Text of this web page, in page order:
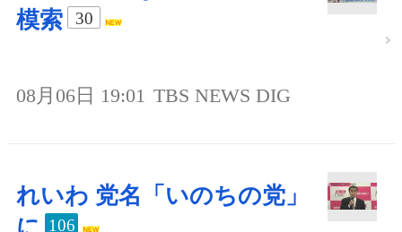
模索
30
08月06日 19:01 TBS NEWS DIG
れいわ 党名「いのちの党」
106